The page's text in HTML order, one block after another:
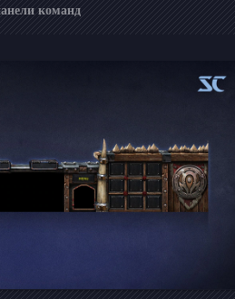
команд